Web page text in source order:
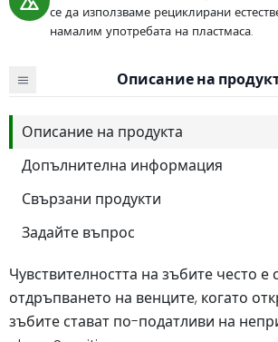
се да използваме рециклирани
намалим употребата на пластмаса.
Описание на
Описание на продукта
Допълнителна информация
Свързани продукти
Задайте въпрос
Чувствителността на зъбите често е
отдръпването на венците, когато
зъбите стават по-податливи на